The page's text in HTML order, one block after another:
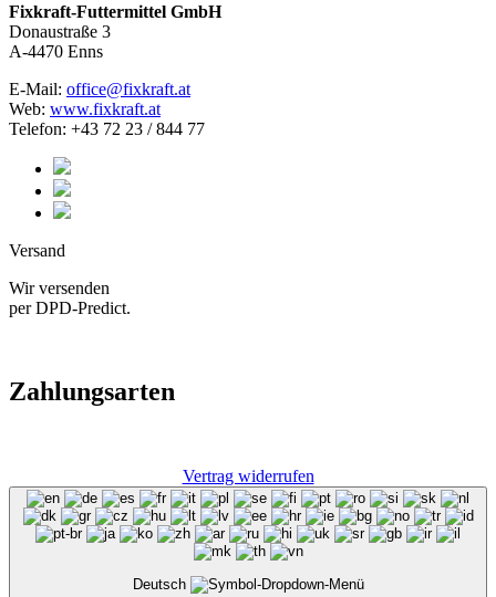
Fixkraft-Futtermittel GmbH
Donaustraße 3
A-4470 Enns
E-Mail: office@fixkraft.at
Web: www.fixkraft.at
Telefon: +43 72 23 / 844 77
Versand
Wir versenden
per DPD-Predict.
Zahlungsarten
Vertrag widerrufen
Deutsch